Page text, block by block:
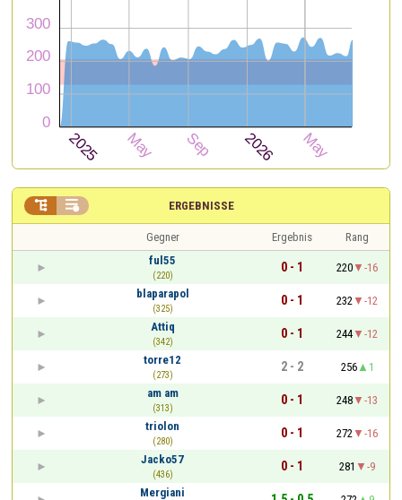
ERGEBNISSE
 
Gegner Ergebnis
Rang
ful55
(220)
0 - 1 220
-16
blaparapol
(325)
0 - 1 232
-12
Attiq
(342)
0 - 1 244
-12
torre12
(273)
2 - 2 256
1
am am
(313)
0 - 1 248
-13
triolon
(280)
0 - 1 272
-16
Jacko57
(436)
0 - 1 281
-9
Mergiani